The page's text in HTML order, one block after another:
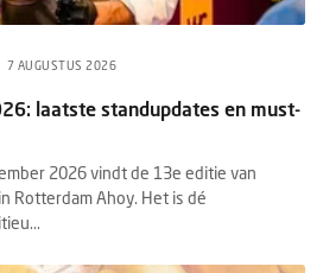
7 AUGUSTUS 2026
laatste standupdates en must-
2026 vindt de 13e editie van
Rotterdam Ahoy. Het is dé